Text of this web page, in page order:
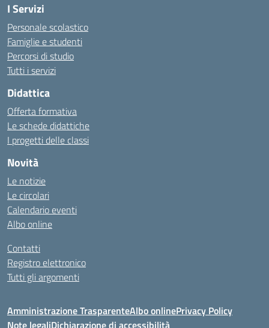
I Servizi
Personale scolastico
Famiglie e studenti
Percorsi di studio
Tutti i servizi
Didattica
Offerta formativa
Le schede didattiche
I progetti delle classi
Novità
Le notizie
Le circolari
Calendario eventi
Albo online
Contatti
Registro elettronico
Tutti gli argomenti
Amministrazione TrasparenteAlbo onlinePrivacy Policy
Note legaliDichiarazione di accessibilità